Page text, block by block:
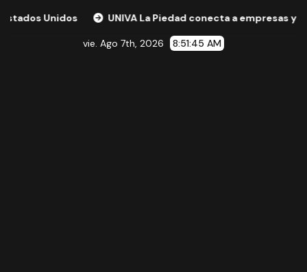
UNIVA La Piedad conecta a empresas y expertos
vie. Ago 7th, 2026 8:51:46 AM